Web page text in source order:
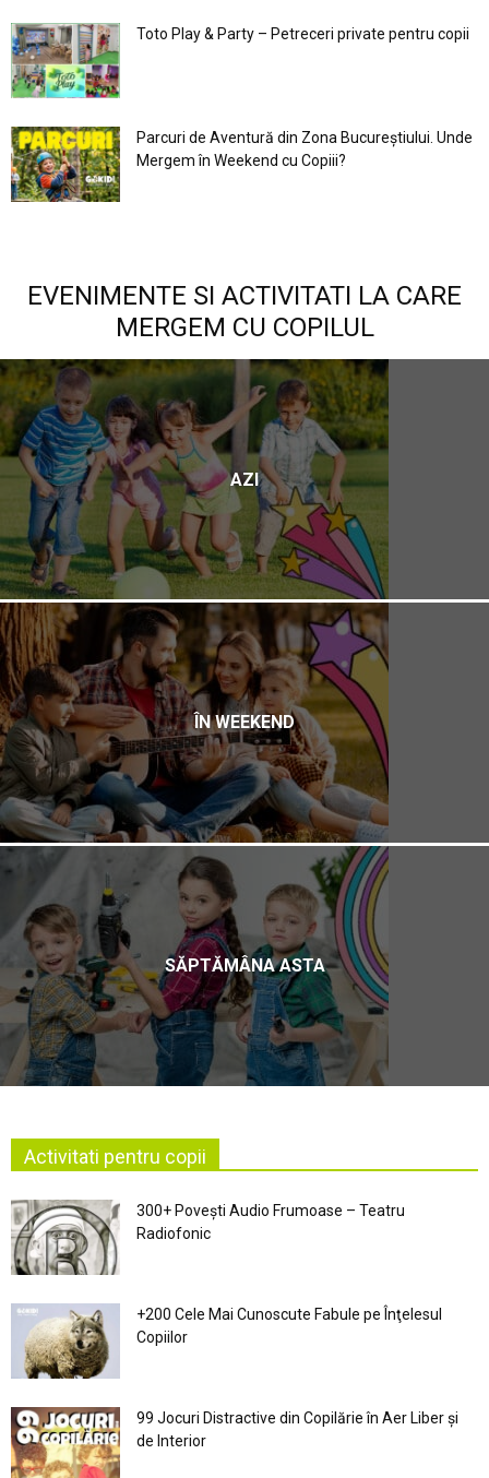
Toto Play & Party – Petreceri private pentru copii
Parcuri de Aventură din Zona Bucureştiului. Unde
Mergem în Weekend cu Copiii?
EVENIMENTE SI ACTIVITATI LA CARE
MERGEM CU COPILUL
AZI
ÎN WEEKEND
SĂPTĂMÂNA ASTA
Activitati pentru copii
300+ Povești Audio Frumoase – Teatru
Radiofonic
+200 Cele Mai Cunoscute Fabule pe Înţelesul
Copiilor
99 Jocuri Distractive din Copilărie în Aer Liber şi
de Interior